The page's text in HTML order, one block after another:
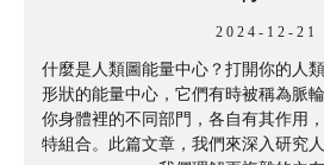
2024-12-21
什麼是人類圖能量中心？打開你的人
形狀的能量中心，它們有時被稱為脈
你身體裡的不同部門，各自有其作用
特組合。此篇文章，我們來深入研究